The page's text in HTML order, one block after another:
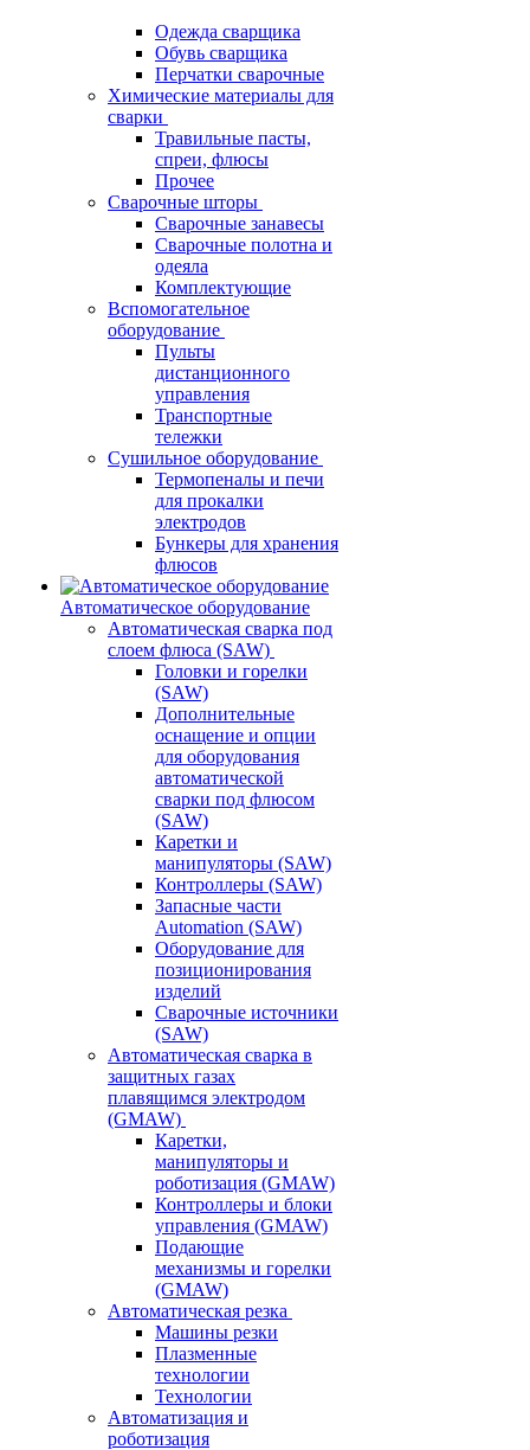
Одежда сварщика
Обувь сварщика
Перчатки сварочные
Химические материалы для
сварки
Травильные пасты,
спреи, флюсы
Прочее
Сварочные шторы
Сварочные занавесы
Сварочные полотна и
одеяла
Комплектующие
Вспомогательное
оборудование
Пульты
дистанционного
управления
Транспортные
тележки
Сушильное оборудование
Термопеналы и печи
для прокалки
электродов
Бункеры для хранения
флюсов
Автоматическое оборудование
Автоматическая сварка под
слоем флюса (SAW)
Головки и горелки
(SAW)
Дополнительные
оснащение и опции
для оборудования
автоматической
сварки под флюсом
(SAW)
Каретки и
манипуляторы (SAW)
Контроллеры (SAW)
Запасные части
Automation (SAW)
Оборудование для
позиционирования
изделий
Сварочные источники
(SAW)
Автоматическая сварка в
защитных газах
плавящимся электродом
(GMAW)
Каретки,
манипуляторы и
роботизация (GMAW)
Контроллеры и блоки
управления (GMAW)
Подающие
механизмы и горелки
(GMAW)
Автоматическая резка
Машины резки
Плазменные
технологии
Технологии
Автоматизация и
роботизация